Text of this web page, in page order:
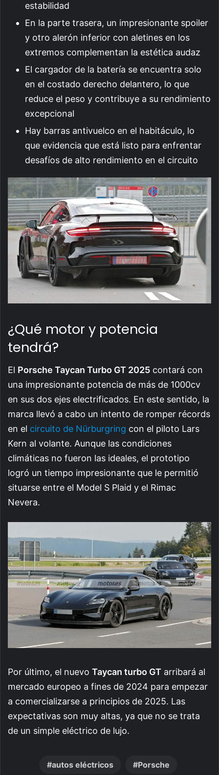
estabilidad
En la parte trasera, un impresionante spoiler
y otro alerón inferior con aletines en los
extremos complementan la estética audaz
El cargador de la batería se encuentra solo
en el costado derecho delantero, lo que
reduce el peso y contribuye a su rendimiento
excepcional
Hay barras antivuelco en el habitáculo, lo
que evidencia que está listo para enfrentar
desafíos de alto rendimiento en el circuito
¿Qué motor y potencia
tendrá?
El Porsche Taycan Turbo GT 2025 contará con
una impresionante potencia de más de 1000cv
en sus dos ejes electrificados. En este sentido, la
marca llevó a cabo un intento de romper récords
en el circuito de Nürburgring con el piloto Lars
Kern al volante. Aunque las condiciones
climáticas no fueron las ideales, el prototipo
logró un tiempo impresionante que le permitió
situarse entre el Model S Plaid y el Rimac
Nevera.
Por último, el nuevo Taycan turbo GT arribará al
mercado europeo a fines de 2024 para empezar
a comercializarse a principios de 2025. Las
expectativas son muy altas, ya que no se trata
de un simple eléctrico de lujo.
autos eléctricos Porsche